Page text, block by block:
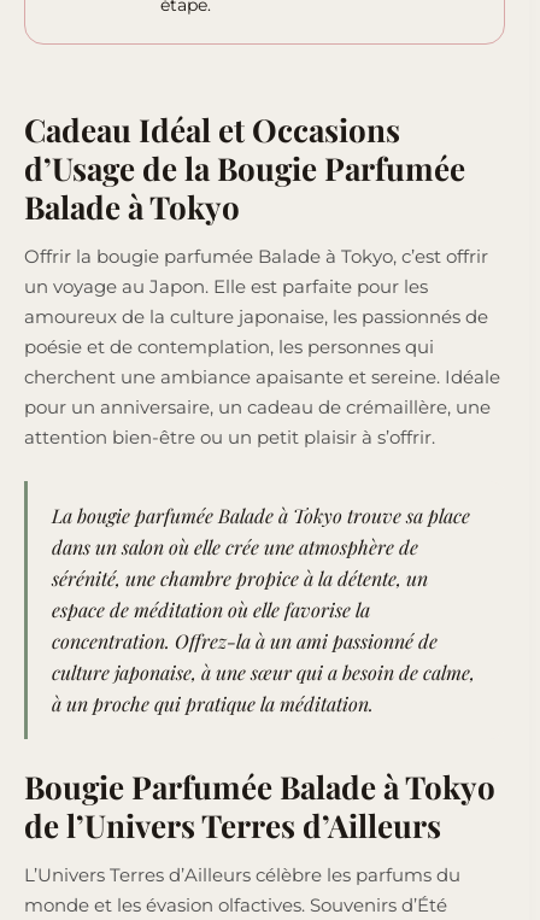
étape.
Cadeau Idéal et Occasions
d’Usage de la Bougie Parfumée
Balade à Tokyo
Offrir la bougie parfumée Balade à Tokyo, c’est offrir
un voyage au Japon. Elle est parfaite pour les
amoureux de la culture japonaise, les passionnés de
poésie et de contemplation, les personnes qui
cherchent une ambiance apaisante et sereine. Idéale
pour un anniversaire, un cadeau de crémaillère, une
attention bien-être ou un petit plaisir à s’offrir.
La bougie parfumée Balade à Tokyo trouve sa place
dans un salon où elle crée une atmosphère de
sérénité, une chambre propice à la détente, un
espace de méditation où elle favorise la
concentration. Offrez-la à un ami passionné de
culture japonaise, à une sœur qui a besoin de calme,
à un proche qui pratique la méditation.
Bougie Parfumée Balade à Tokyo
de l’Univers Terres d’Ailleurs
L’Univers Terres d’Ailleurs célèbre les parfums du
monde et les évasion olfactives. Souvenirs d’Été